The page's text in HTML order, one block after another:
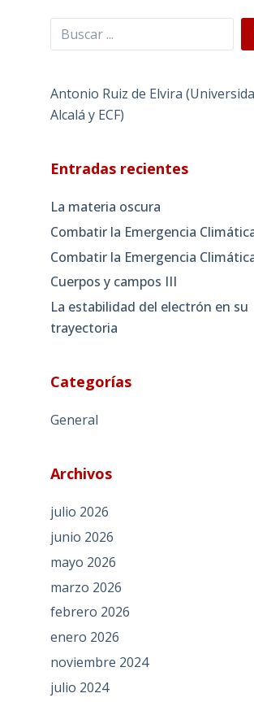
Buscar
Antonio Ruiz de Elvira
Alcalá y ECF)
Entradas recientes
La materia oscura
Combatir la Emergencia
Combatir la Emergencia
Cuerpos y campos III
La estabilidad del electrón en su
trayectoria
Categorías
General
Archivos
julio 2026
junio 2026
mayo 2026
marzo 2026
febrero 2026
enero 2026
noviembre 2024
julio 2024